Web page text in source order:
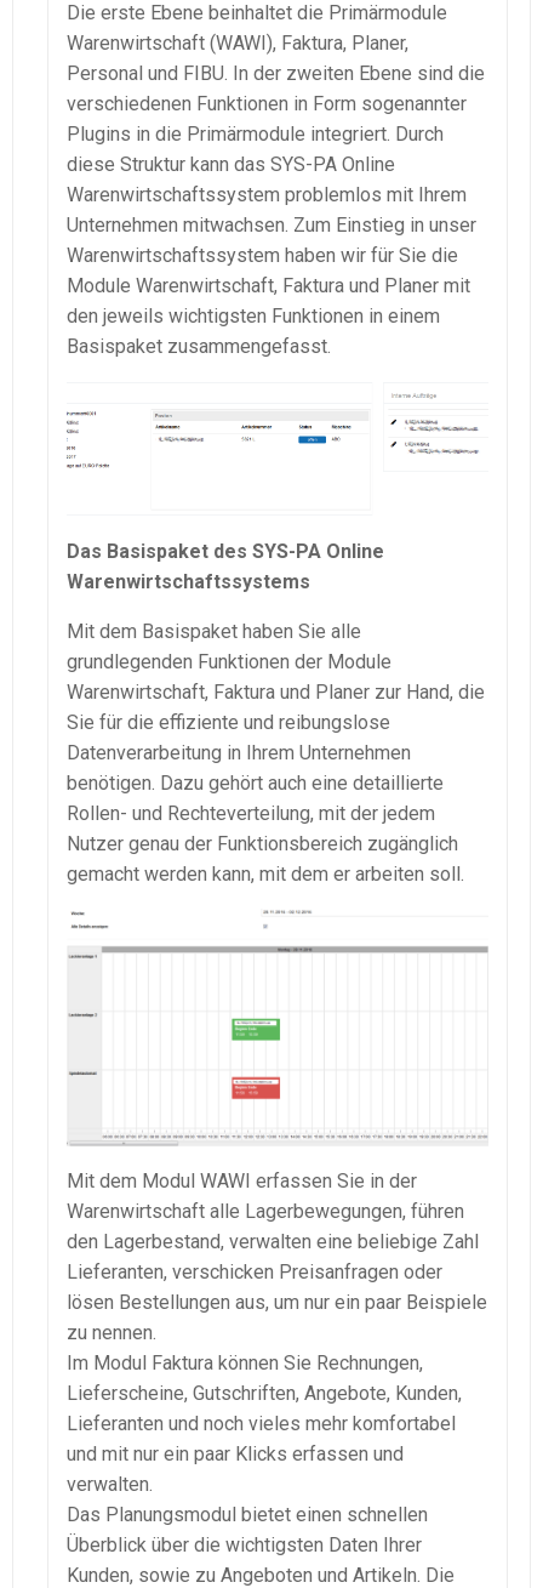
Die erste Ebene beinhaltet die Primärmodule
Warenwirtschaft (WAWI), Faktura, Planer,
Personal und FIBU. In der zweiten Ebene sind die
verschiedenen Funktionen in Form sogenannter
Plugins in die Primärmodule integriert. Durch
diese Struktur kann das SYS-PA Online
Warenwirtschaftssystem problemlos mit Ihrem
Unternehmen mitwachsen. Zum Einstieg in unser
Warenwirtschaftssystem haben wir für Sie die
Module Warenwirtschaft, Faktura und Planer mit
den jeweils wichtigsten Funktionen in einem
Basispaket zusammengefasst.
Das Basispaket des SYS-PA Online
Warenwirtschaftssystems
Mit dem Basispaket haben Sie alle
grundlegenden Funktionen der Module
Warenwirtschaft, Faktura und Planer zur Hand, die
Sie für die effiziente und reibungslose
Datenverarbeitung in Ihrem Unternehmen
benötigen. Dazu gehört auch eine detaillierte
Rollen- und Rechteverteilung, mit der jedem
Nutzer genau der Funktionsbereich zugänglich
gemacht werden kann, mit dem er arbeiten soll.
Mit dem Modul WAWI erfassen Sie in der
Warenwirtschaft alle Lagerbewegungen, führen
den Lagerbestand, verwalten eine beliebige Zahl
Lieferanten, verschicken Preisanfragen oder
lösen Bestellungen aus, um nur ein paar Beispiele
zu nennen.
Im Modul Faktura können Sie Rechnungen,
Lieferscheine, Gutschriften, Angebote, Kunden,
Lieferanten und noch vieles mehr komfortabel
und mit nur ein paar Klicks erfassen und
verwalten.
Das Planungsmodul bietet einen schnellen
Überblick über die wichtigsten Daten Ihrer
Kunden, sowie zu Angeboten und Artikeln. Die